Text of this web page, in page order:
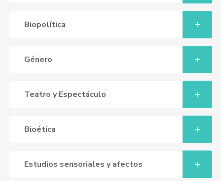
Biopolítica
Género
Teatro y Espectáculo
Bioética
Estudios sensoriales y afectos